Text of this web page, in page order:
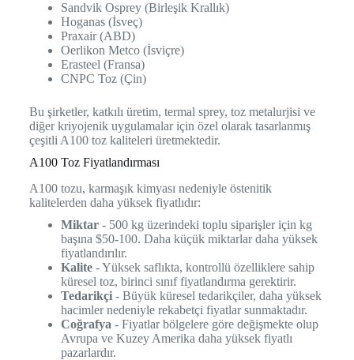
Sandvik Osprey (Birleşik Krallık)
Hoganas (İsveç)
Praxair (ABD)
Oerlikon Metco (İsviçre)
Erasteel (Fransa)
CNPC Toz (Çin)
Bu şirketler, katkılı üretim, termal sprey, toz metalurjisi ve
diğer kriyojenik uygulamalar için özel olarak tasarlanmış
çeşitli A100 toz kaliteleri üretmektedir.
A100 Toz Fiyatlandırması
A100 tozu, karmaşık kimyası nedeniyle östenitik
kalitelerden daha yüksek fiyatlıdır:
Miktar- 500 kg üzerindeki toplu siparişler için kg
başına $50-100. Daha küçük miktarlar daha yüksek
fiyatlandırılır.
Kalite- Yüksek saflıkta, kontrollü özelliklere sahip
küresel toz, birinci sınıf fiyatlandırma gerektirir.
Tedarikçi- Büyük küresel tedarikçiler, daha yüksek
hacimler nedeniyle rekabetçi fiyatlar sunmaktadır.
Coğrafya - Fiyatlar bölgelere göre değişmekte olup
Avrupa ve Kuzey Amerika daha yüksek fiyatlı
pazarlardır.